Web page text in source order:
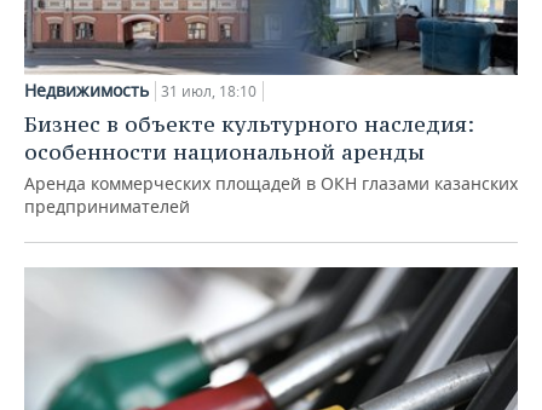
Недвижимость 31 июл, 18:10
Бизнес в объекте культурного наследия:
особенности национальной аренды
Аренда коммерческих площадей в ОКН глазами казанских
предпринимателей